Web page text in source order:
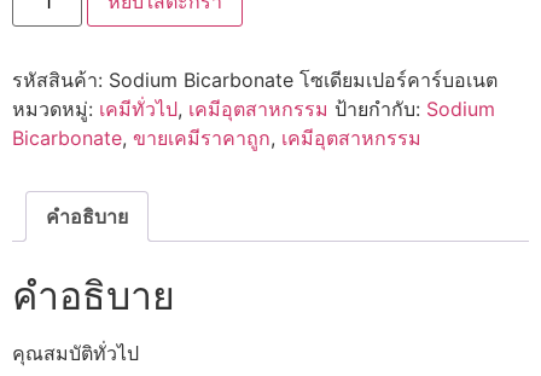
Bicarbonate
มไบ
คาร์บอเนต
ชิ้น
รหัสสินค้า: Sodium Bicarbonate โซเดียมเปอร์คาร์บอเนต
หมวดหมู่: เคมีทั่วไป, เคมีอุตสาหกรรม ป้ายกำกับ: Sodium
Bicarbonate, ขายเคมีราคาถูก, เคมีอุตสาหกรรม
คำอธิบาย
คำอธิบาย
คุณสมบัติทั่วไป